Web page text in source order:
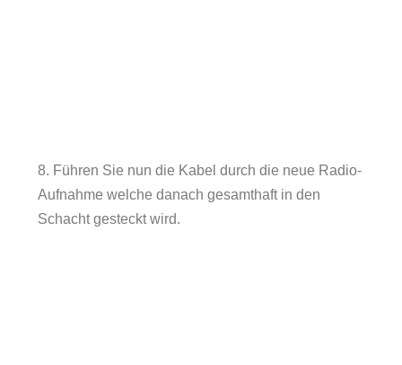
8. Führen Sie nun die Kabel durch die neue Radio-
Aufnahme welche danach gesamthaft in den
Schacht gesteckt wird.